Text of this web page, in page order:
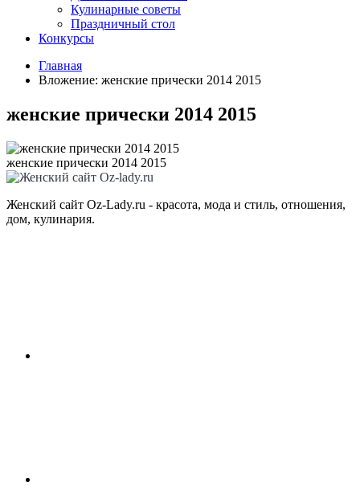
Кулинарные советы
Праздничный стол
Конкурсы
Главная
Вложение: женские прически 2014 2015
женские прически 2014 2015
женские прически 2014 2015
Женский сайт Oz-Lady.ru - красота, мода и стиль, отношения,
дом, кулинария.